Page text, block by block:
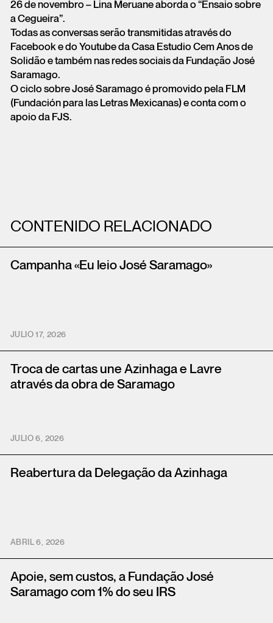
26 de novembro – Lina Meruane aborda o “Ensaio sobre
a Cegueira”.
Todas as conversas serão transmitidas através do
Facebook e do Youtube da Casa Estudio Cem Anos de
Solidão e também nas redes sociais da Fundação José
Saramago.
O ciclo sobre José Saramago é promovido pela FLM
(Fundación para las Letras Mexicanas) e conta com o
apoio da FJS.
CONTENIDO RELACIONADO
Campanha «Eu leio José Saramago»
JULIO 17, 2026
Troca de cartas une Azinhaga e Lavre
através da obra de Saramago
JULIO 6, 2026
Reabertura da Delegação da Azinhaga
ABRIL 6, 2026
Apoie, sem custos, a Fundação José
Saramago com 1% do seu IRS